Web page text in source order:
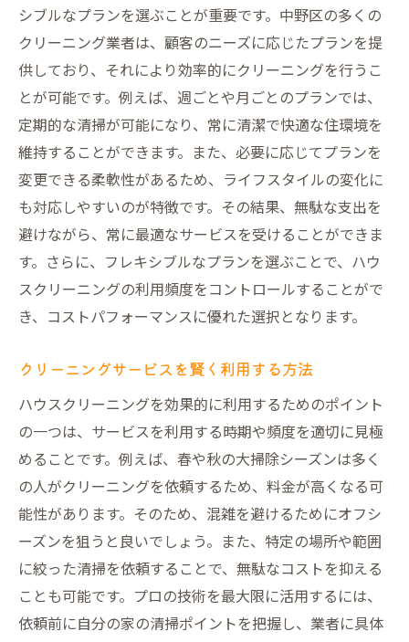
シブルなプランを選ぶことが重要です。中野区の多くの
クリーニング業者は、顧客のニーズに応じたプランを提
供しており、それにより効率的にクリーニングを行うこ
とが可能です。例えば、週ごとや月ごとのプランでは、
定期的な清掃が可能になり、常に清潔で快適な住環境を
維持することができます。また、必要に応じてプランを
変更できる柔軟性があるため、ライフスタイルの変化に
も対応しやすいのが特徴です。その結果、無駄な支出を
避けながら、常に最適なサービスを受けることができま
す。さらに、フレキシブルなプランを選ぶことで、ハウ
スクリーニングの利用頻度をコントロールすることがで
き、コストパフォーマンスに優れた選択となります。
クリーニングサービスを賢く利用する方法
ハウスクリーニングを効果的に利用するためのポイント
の一つは、サービスを利用する時期や頻度を適切に見極
めることです。例えば、春や秋の大掃除シーズンは多く
の人がクリーニングを依頼するため、料金が高くなる可
能性があります。そのため、混雑を避けるためにオフシ
ーズンを狙うと良いでしょう。また、特定の場所や範囲
に絞った清掃を依頼することで、無駄なコストを抑える
ことも可能です。プロの技術を最大限に活用するには、
依頼前に自分の家の清掃ポイントを把握し、業者に具体